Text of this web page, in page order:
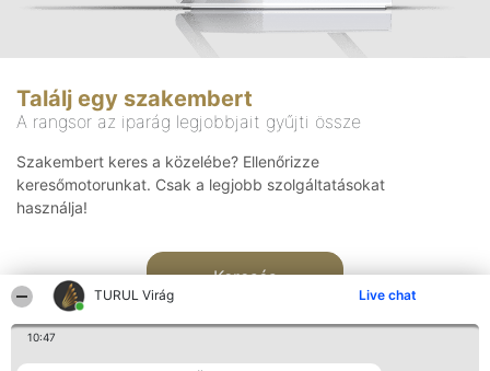
TURUL Virág Live chat
10:47
Találj egy szakembert
A rangsor az iparág legjobbjait gyűjti össze
Szakembert keres a közelébe? Ellenőrizze
keresőmotorunkat. Csak a legjobb szolgáltatásokat
használja!
Keresés